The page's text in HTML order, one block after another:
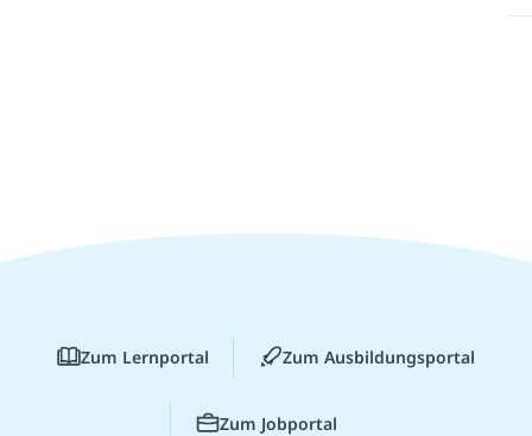
Zum Lernportal Zum Ausbildungsportal
Zum Jobportal